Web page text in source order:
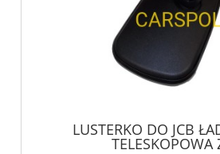
LUSTERKO DO JCB
TELESKOPOWA